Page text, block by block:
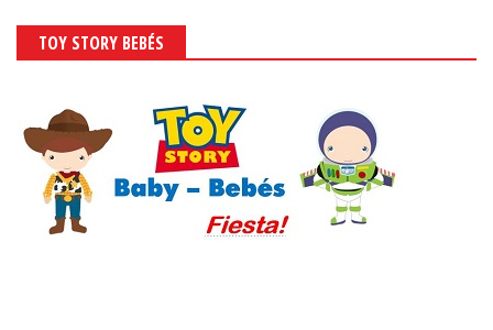
TOY STORY BEBÉS